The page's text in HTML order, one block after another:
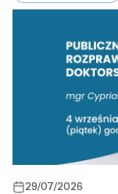
29/07/2026